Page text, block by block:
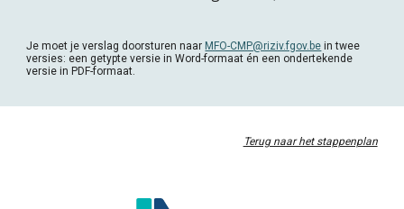
Je moet je verslag doorsturen naar MFO-CMP@riziv.fgov.be in twee
versies: een getypte versie in Word-formaat én een ondertekende
versie in PDF-formaat.
Terug naar het stappenplan